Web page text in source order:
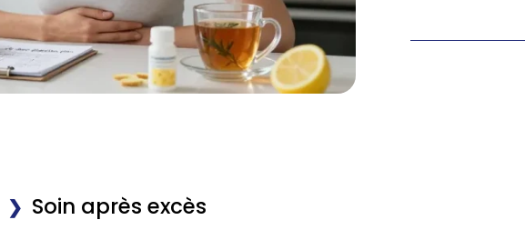
Soin après excès